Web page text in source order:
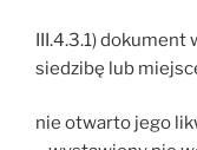
III.4.3.1) dokument
siedzibę lub
nie otwarto jego